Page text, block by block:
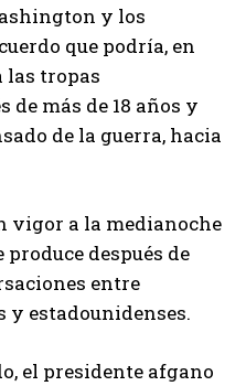
y los
que podría, en
las tropas
de más de 18 años y
de la guerra, hacia
vigor a la medianoche
después de
entre
y estadounidenses.
el presidente afgano